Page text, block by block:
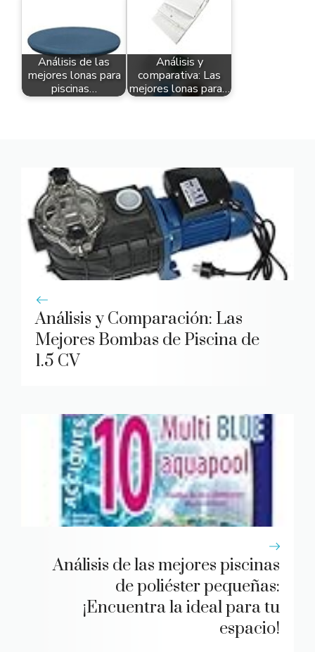
Análisis de las
mejores lonas para
piscinas…
Análisis y
comparativa: Las
mejores lonas para…
Análisis y Comparación: Las
Mejores Bombas de Piscina de
1.5 CV
Análisis de las mejores piscinas
de poliéster pequeñas:
¡Encuentra la ideal para tu
espacio!